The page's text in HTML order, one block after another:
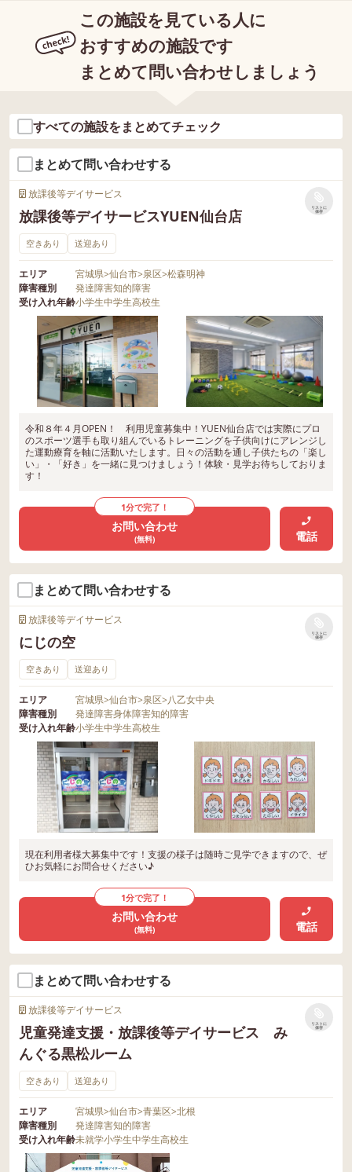
っていましたよ💖 次回の食育活動をお楽
しみに🎶 《お問い合わせ》
電話 022-725-8642 メー
ル palette-yaotome@rear-child.com
この施設を見ている人に
おすすめの施設です
まとめて問い合わせしましょう
すべての施設をまとめてチェック
まとめて問い合わせする
放課後等デイサービス
放課後等デイサービスYUEN仙台店
リストに
保存
空きあり 送迎あり
エリア 宮城県>仙台市>泉区>松森明神
障害種別
発達障害知的障害
受け入れ年齢小学生中学生高校生
令和８年４月OPEN！ 利用児童募集中！YUEN仙台店では実際にプロ
のスポーツ選手も取り組んでいるトレーニングを子供向けにアレンジし
た運動療育を軸に活動いたします。日々の活動を通し子供たちの「楽し
い」・「好き」を一緒に見つけましょう！体験・見学お待ちしておりま
す！
1分で完了！
お問い合わせ
(無料) 電話
まとめて問い合わせする
放課後等デイサービス
にじの空
リストに
保存
空きあり 送迎あり
エリア 宮城県>仙台市>泉区>八乙女中央
障害種別
発達障害身体障害知的障害
受け入れ年齢小学生中学生高校生
現在利用者様大募集中です！支援の様子は随時ご見学できますので、ぜ
ひお気軽にお問合せください♪
1分で完了！
お問い合わせ
(無料) 電話
まとめて問い合わせする
放課後等デイサービス
児童発達支援・放課後等デイサービス み
んぐる黒松ルーム
リストに
保存
空きあり 送迎あり
エリア 宮城県>仙台市>青葉区>北根
障害種別
発達障害知的障害
受け入れ年齢未就学小学生中学生高校生